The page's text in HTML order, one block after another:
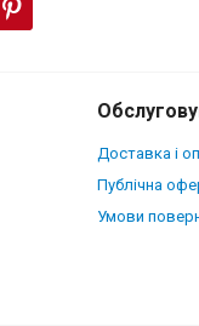
Доставка і
Публічна
Умови